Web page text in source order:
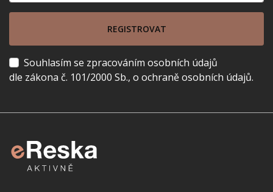
REGISTROVAT
Souhlasím se zpracováním osobních údajů
dle zákona č. 101/2000 Sb., o ochraně osobních údajů.